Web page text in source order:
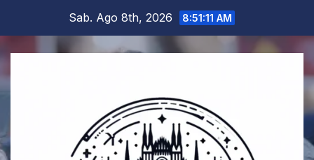
contenuto
Sab. Ago 8th, 2026 8:51:12 AM